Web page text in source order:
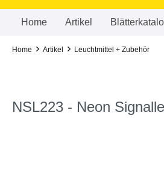
Home Artikel
Home Artikel Leuchtmittel + Zubehör
NSL223 - Neon